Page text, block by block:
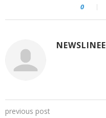
0
previous post